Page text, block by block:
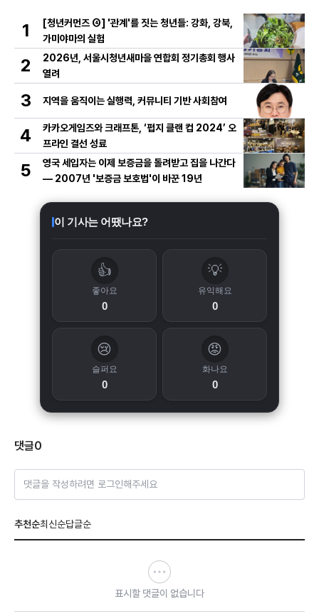
1
[청년커먼즈 ④] '관계'를 짓는 청년들: 강화, 강북,
가미야마의 실험
2
2026년, 서울시청년새마을 연합회 정기총회 행사
열려
3 지역을 움직이는 실행력, 커뮤니티 기반 사회참여
4
카카오게임즈와 크래프톤, ‘펍지 클랜 컵 2024’ 오
프라인 결선 성료
5
영국 세입자는 이제 보증금을 돌려받고 집을 나간다
— 2007년 '보증금 보호법'이 바꾼 19년
이 기사는 어땠나요?
👍
좋아요
0
💡
유익해요
0
😢
슬퍼요
0
😡
화나요
0
댓글0
댓글을 작성하려면 로그인해주세요
추천순최신순답글순
표시할 댓글이 없습니다